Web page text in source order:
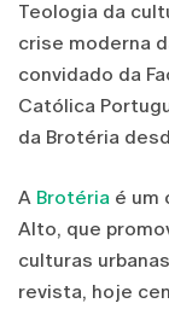
Teologia da
crise moderna
convidado da
Católica
da Brotéria
A Brotéria é um
Alto, que
culturas
revista, hoje